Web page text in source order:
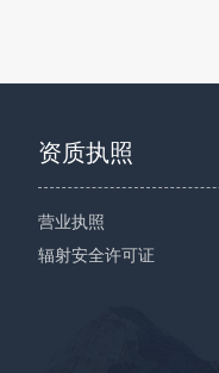
资质执照
营业执照
辐射安全许可证